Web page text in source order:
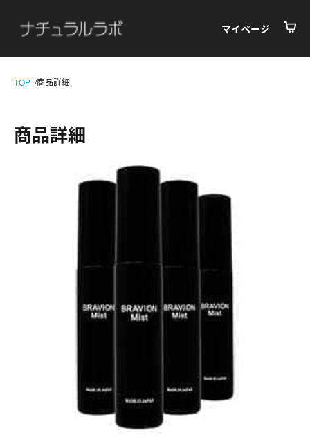
マイページ
TOP 商品詳細
商品詳細